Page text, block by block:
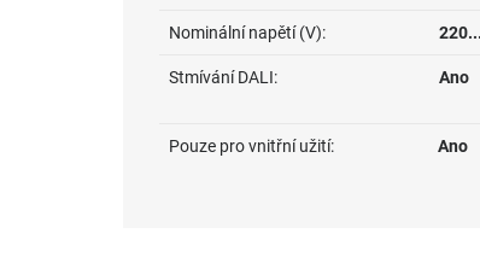
Nominální napětí (V):
Stmívání DALI: Ano
Pouze pro vnitřní užití: Ano